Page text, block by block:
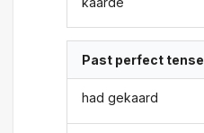
Past perfect tense
had gekaard